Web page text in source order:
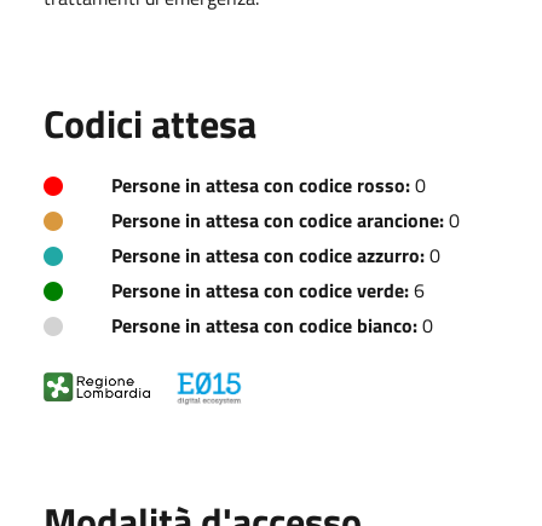
Codici attesa
Persone in attesa con codice rosso:0
Persone in attesa con codice arancione:0
Persone in attesa con codice azzurro:0
Persone in attesa con codice verde:6
Persone in attesa con codice bianco:0